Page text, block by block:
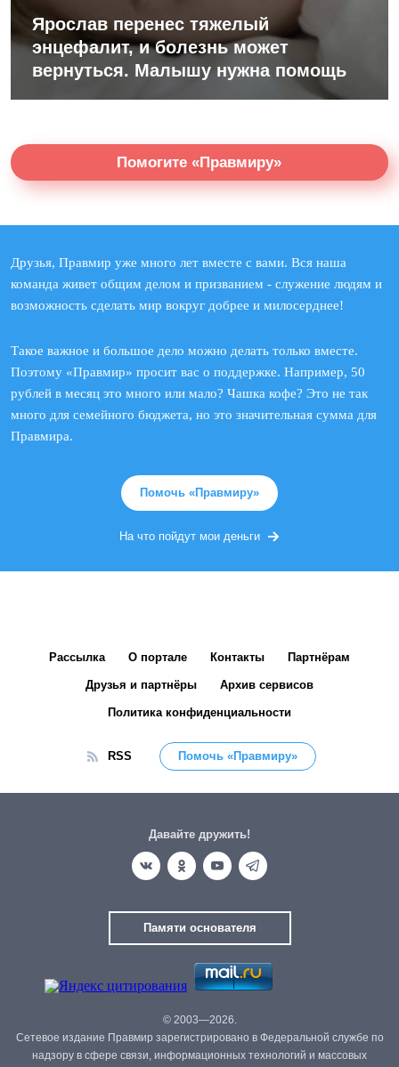
Ярослав перенес тяжелый
энцефалит, и болезнь может
вернуться. Малышу нужна помощь
Помогите «Правмиру»
Друзья, Правмир уже много лет вместе с вами. Вся наша
команда живет общим делом и призванием - служение людям и
возможность сделать мир вокруг добрее и милосерднее!
Такое важное и большое дело можно делать только вместе.
Поэтому «Правмир» просит вас о поддержке. Например, 50
рублей в месяц это много или мало? Чашка кофе? Это не так
много для семейного бюджета, но это значительная сумма для
Правмира.
Помочь «Правмиру»
На что пойдут мои деньги
Рассылка О портале Контакты Партнёрам
Друзья и партнёры Архив сервисов
Политика конфиденциальности
RSS Помочь «Правмиру»
Давайте дружить!
Памяти основателя
© 2003—2026.
Сетевое издание Правмир зарегистрировано в Федеральной службе по
надзору в сфере связи, информационных технологий и массовых